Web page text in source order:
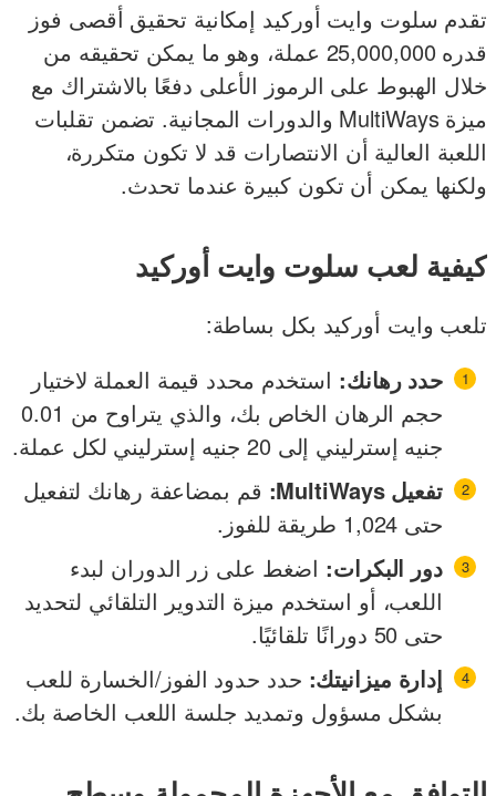
تقدم سلوت وايت أوركيد إمكانية تحقيق أقصى فوز
قدره 25,000,000 عملة، وهو ما يمكن تحقيقه من
خلال الهبوط على الرموز الأعلى دفعًا بالاشتراك مع
ميزة MultiWays والدورات المجانية. تضمن تقلبات
اللعبة العالية أن الانتصارات قد لا تكون متكررة،
ولكنها يمكن أن تكون كبيرة عندما تحدث.
كيفية لعب سلوت وايت أوركيد
تلعب وايت أوركيد بكل بساطة:
حدد رهانك: استخدم محدد قيمة العملة لاختيار
حجم الرهان الخاص بك، والذي يتراوح من 0.01
جنيه إسترليني إلى 20 جنيه إسترليني لكل عملة.
تفعيل MultiWays:
قم بمضاعفة رهانك لتفعيل
حتى 1,024 طريقة للفوز.
دور البكرات: اضغط على زر الدوران لبدء
اللعب، أو استخدم ميزة التدوير التلقائي لتحديد
حتى 50 دورانًا تلقائيًا.
إدارة ميزانيتك: حدد حدود الفوز/الخسارة للعب
بشكل مسؤول وتمديد جلسة اللعب الخاصة بك.